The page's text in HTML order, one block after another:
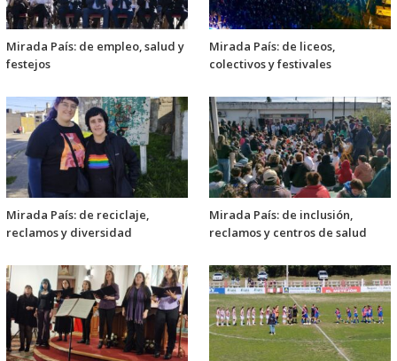
Mirada País: de empleo, salud y
festejos
Mirada País: de liceos,
colectivos y festivales
Mirada País: de reciclaje,
reclamos y diversidad
Mirada País: de inclusión,
reclamos y centros de salud